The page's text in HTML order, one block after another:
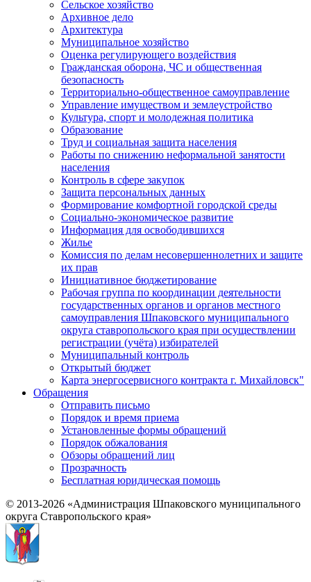
Сельское хозяйство
Архивное дело
Архитектура
Муниципальное хозяйство
Оценка регулирующего воздействия
Гражданская оборона, ЧС и общественная
безопасность
Территориально-общественное самоуправление
Управление имуществом и землеустройство
Культура, спорт и молодежная политика
Образование
Труд и социальная защита населения
Работы по снижению неформальной занятости
населения
Контроль в сфере закупок
Защита персональных данных
Формирование комфортной городской среды
Социально-экономическое развитие
Информация для освободившихся
Жилье
Комиссия по делам несовершеннолетних и защите
их прав
Инициативное бюджетирование
Рабочая группа по координации деятельности
государственных органов и органов местного
самоуправления Шпаковского муниципального
округа ставропольского края при осуществлении
регистрации (учёта) избирателей
Муниципальный контроль
Открытый бюджет
Карта энергосервисного контракта г. Михайловск"
Обращения
Отправить письмо
Порядок и время приема
Установленные формы обращений
Порядок обжалования
Обзоры обращений лиц
Прозрачность
Бесплатная юридическая помощь
© 2013-2026 «Администрация Шпаковского муниципального
округа Ставропольского края»